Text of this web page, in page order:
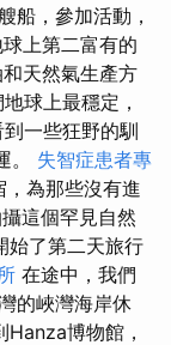
船，參加活動，
上第二富有的
天然氣生產方
球上最穩定，
一些狂野的馴
。 失智症患者專
為那些沒有進
這個罕見自然
始了第二天旅行
在途中，我們
的峽灣海岸休
Hanza博物館，